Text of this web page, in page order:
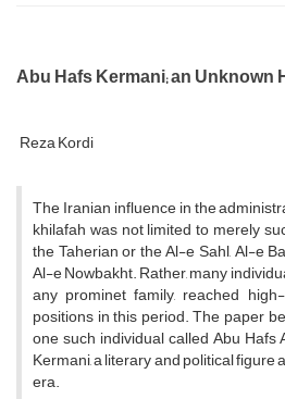
Abu Hafs Kermani; an Unknown
Reza Kordi
The Iranian influence in the
khilafah was not limited to merely
the Taherian or the Al-e Sahl, Al-e
Al-e Nowbakht. Rather, many
any prominet family, reached
positions in this period. The paper
one such individual called Abu Hafs
Kermani, a literary and political
era.